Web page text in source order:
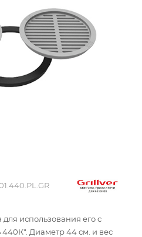
использования его с
Диаметр 44 см. и вес